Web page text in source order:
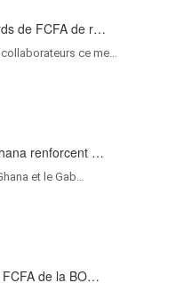
de FCFA de r…
ce me…
renforcent …
et le Gab…
FCFA de la BO…